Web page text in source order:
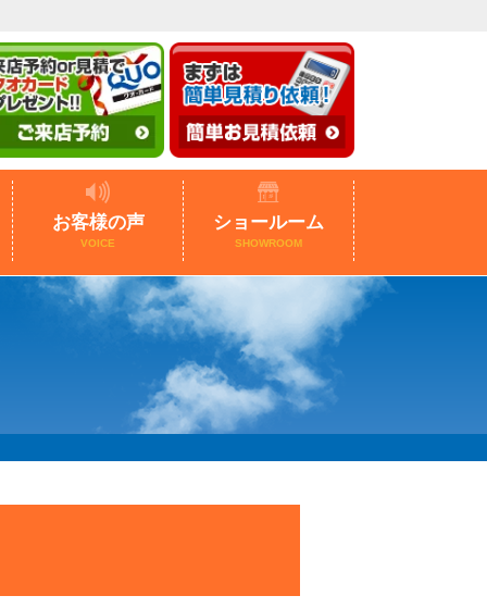
お客様の声
VOICE
ショールーム
SHOWROOM